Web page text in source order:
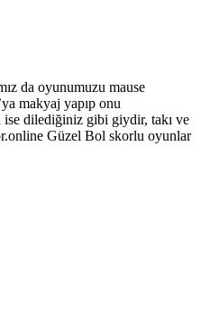
da oyunumuzu mause
makyaj yapıp onu
ise dilediğiniz gibi giydir, takı ve
Güzel Bol skorlu oyunlar